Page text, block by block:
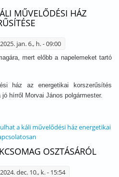
MŰVELŐDÉSI HÁZ
jan. 6., h. - 09:00
mert előbb a napelemeket tartó
ház
az energetikai korszerűsítés
hírről Morvai János polgármester.
a káli művelődési ház energetikai
OSZTÁSÁRÓL
dec. 10., k. - 15:54